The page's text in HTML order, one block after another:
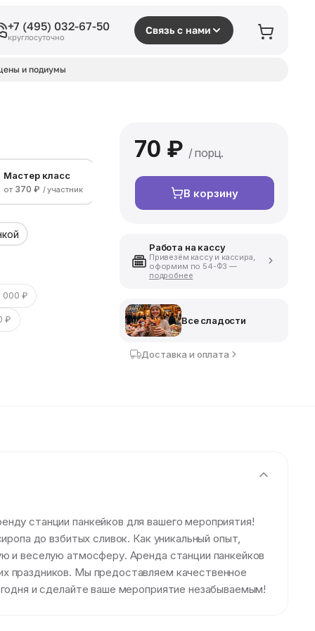
+7 (495) 032-67-50
круглосуточно
Связь с нами
и подиумы
Мастер класс
от 370 ₽ / участник
000 ₽
₽
70 ₽ / порц.
В корзину
Работа на кассу
Привезём кассу и кассира,
оформим по 54-ФЗ —
подробнее
Все сладости
Доставка и оплата
станции панкейков для вашего мероприятия!
до взбитых сливок. Как уникальный опыт,
и веселую атмосферу. Аренда станции панкейков
праздников. Мы предоставляем качественное
и сделайте ваше мероприятие незабываемым!